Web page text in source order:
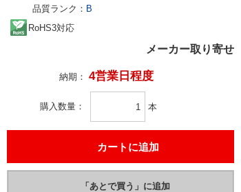
品質ランク： B
RoHS3対応
メーカー取り寄せ
納期： 4営業日程度
購入数量 本